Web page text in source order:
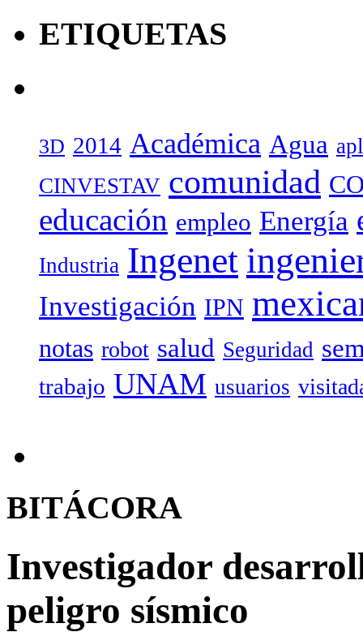
ETIQUETAS
3D 2014 Académica Agua
CINVESTAV comunidad
educación empleo Energía
Industria Ingenet
Investigación IPN
notas robot salud Seguridad
trabajo UNAM usuarios
BITÁCORA
Investigador
peligro sísmico